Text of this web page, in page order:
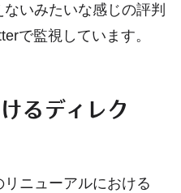
いみたいな感じの評判
で監視しています。
るディレク
ニューアルにおける